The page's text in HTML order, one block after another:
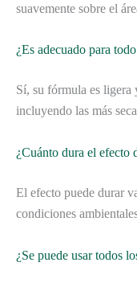
suavemente sobre el
¿Es adecuado para
Sí, su fórmula es ligera
incluyendo las más
¿Cuánto dura el efecto
El efecto puede durar
condiciones
¿Se puede usar todos